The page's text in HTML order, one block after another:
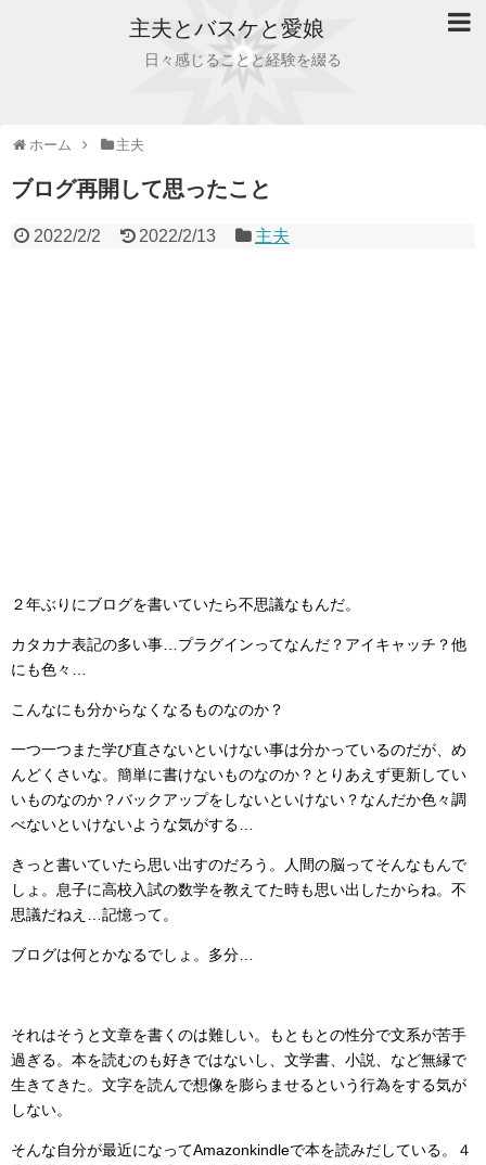
主夫とバスケと愛娘
日々感じることと経験を綴る
ホーム 主夫
ブログ再開して思ったこと
2022/2/2 2022/2/13 主夫
２年ぶりにブログを書いていたら不思議なもんだ。
カタカナ表記の多い事…プラグインってなんだ？アイキャッチ？他
にも色々…
こんなにも分からなくなるものなのか？
一つ一つまた学び直さないといけない事は分かっているのだが、め
んどくさいな。簡単に書けないものなのか？とりあえず更新してい
いものなのか？バックアップをしないといけない？なんだか色々調
べないといけないような気がする…
きっと書いていたら思い出すのだろう。人間の脳ってそんなもんで
しょ。息子に高校入試の数学を教えてた時も思い出したからね。不
思議だねえ…記憶って。
ブログは何とかなるでしょ。多分…
それはそうと文章を書くのは難しい。もともとの性分で文系が苦手
過ぎる。本を読むのも好きではないし、文学書、小説、など無縁で
生きてきた。文字を読んで想像を膨らませるという行為をする気が
しない。
そんな自分が最近になってAmazonkindleで本を読みだしている。４